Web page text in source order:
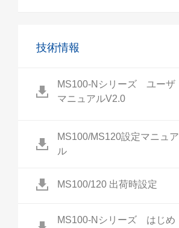
技術情報
MS100-Nシリーズ ユーザ
マニュアルV2.0
MS100/MS120設定マニュア
ル
MS100/120 出荷時設定
MS100-Nシリーズ はじめ